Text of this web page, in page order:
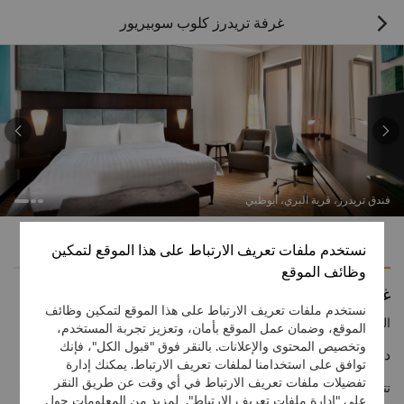
 غرفة تريدرز كلوب سوبيريور
فندق تريدرز، قرية البري، أبوظبي
 
الميزات وسائل الراحة
غرفة تريدرز كلوب سوبيريور
الرقم المجاني 1 866 565 5050
ديكورات راقية وامتيازات حصرية
تتزيّن غرف تريدرز كلوب السوبيريور بألوانٍ هادئة تكتمل روعتها مع الأثاث
نستخدم ملفات تعريف الارتباط على هذا الموقع لتمكين
وظائف الموقع
نستخدم ملفات تعريف الارتباط على هذا الموقع لتمكين وظائف
الموقع، وضمان عمل الموقع بأمان، وتعزيز تجربة المستخدم،
وتخصيص المحتوى والإعلانات. بالنقر فوق "قبول الكل"، فإنك
توافق على استخدامنا لملفات تعريف الارتباط. يمكنك إدارة
تفضيلات ملفات تعريف الارتباط في أي وقت عن طريق النقر
على "إدارة ملفات تعريف الارتباط". لمزيد من المعلومات حول